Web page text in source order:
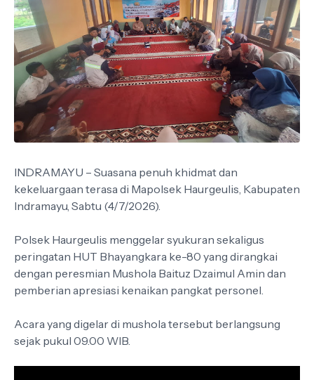
INDRAMAYU – Suasana penuh khidmat dan
kekeluargaan terasa di Mapolsek Haurgeulis, Kabupaten
Indramayu, Sabtu (4/7/2026).
Polsek Haurgeulis menggelar syukuran sekaligus
peringatan HUT Bhayangkara ke-80 yang dirangkai
dengan peresmian Mushola Baituz Dzaimul Amin dan
pemberian apresiasi kenaikan pangkat personel.
Acara yang digelar di mushola tersebut berlangsung
sejak pukul 09.00 WIB.